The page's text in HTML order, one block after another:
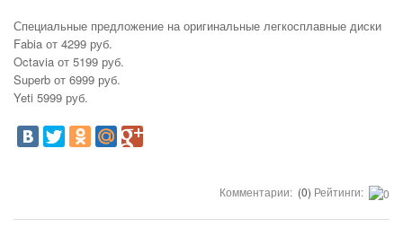
Специальные предложение на оригинальные легкосплавные диски
Fabia от 4299 руб.
Octavia от 5199 руб.
Superb от 6999 руб.
Yeti 5999 руб.
Комментарии: (0) Рейтинги: